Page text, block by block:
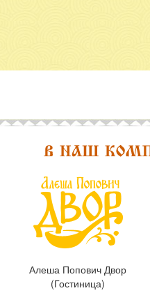
Алеша Попович Двор
(Гостиница)